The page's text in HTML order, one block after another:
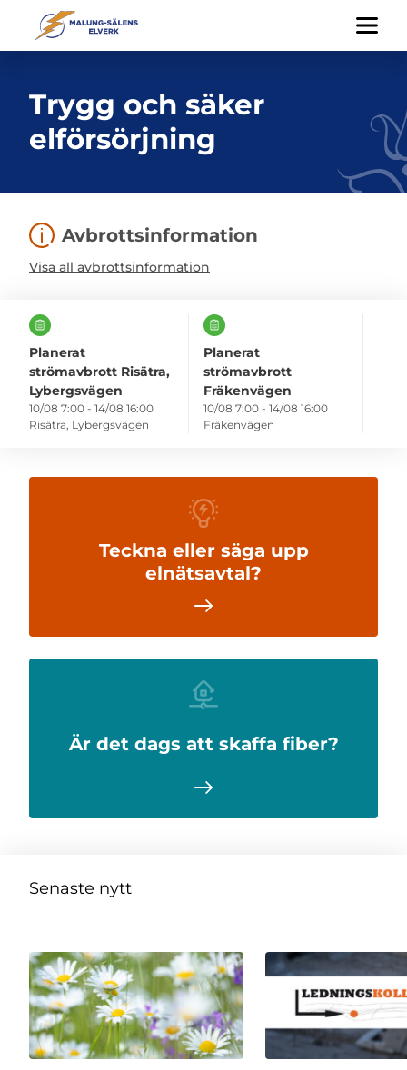
Trygg och säker
elförsörjning
Teckna eller säga upp
elnätsavtal?
Är det dags att skaffa fiber?
Avbrottsinformation
Visa all avbrottsinformation
Planerat
strömavbrott Risätra,
Lybergsvägen
10/08 7:00 - 14/08 16:00
Risätra, Lybergsvägen
Planerat
strömavbrott
Fräkenvägen
10/08 7:00 - 14/08 16:00
Fräkenvägen
Senaste nytt